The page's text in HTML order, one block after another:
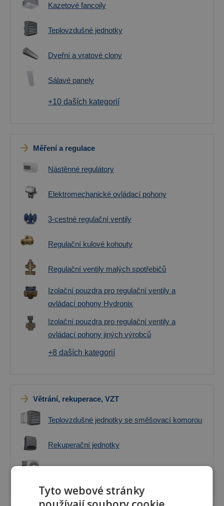
Kazetové fancoily
Teplovzdušné jednotky
Dveřní a vratové clony
Sálavé panely
+10 daších kategorií
Měření a regulace
Nástěnné regulátory
Elektromechanické ovládací pohony
3-cestné regulační ventily
Regulační kulové kohouty
Regulační ventily malých spotřebičů
Izolační pouzdra pro regulační ventily a
ovládací pohony Hydronix
Izolační pouzdra pro regulační ventily a
ovládací pohony jiných výrobců
+8 daších kategorií
Větrání, rekuperace, VZT
Teplovzdušné jednotky se směšovací komorou
Rekuperační jednotky
Tyto webové stránky